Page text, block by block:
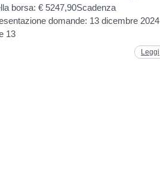
borsa: € 5247,90Scadenza
domande: 13 dicembre 2024
13
Leggi